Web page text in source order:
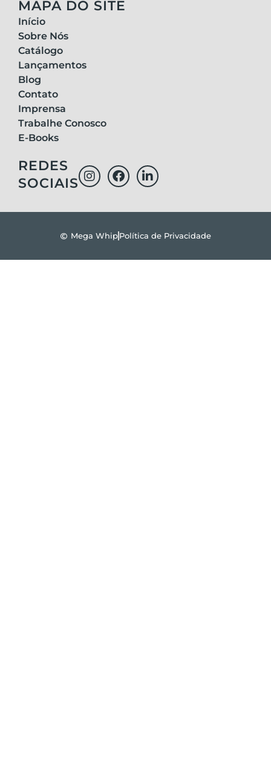
MAPA DO SITE
Início
Sobre Nós
Catálogo
Lançamentos
Blog
Contato
Imprensa
Trabalhe Conosco
E-Books
REDES
SOCIAIS
Mega WhipPolítica de Privacidade